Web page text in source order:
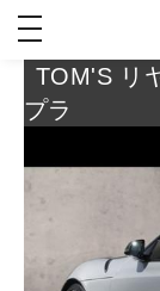
toggle
TOM'S リ
プラ